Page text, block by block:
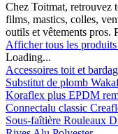
Chez Toitmat, retrouvez
films, mastics, colles,
outils et vêtements pros.
Afficher tous les produits
Loading...
Accessoires toit et
Substitut de plomb
Koraflex plus EPDM
Connectalu classic
Sous-faîtière Rouleaux